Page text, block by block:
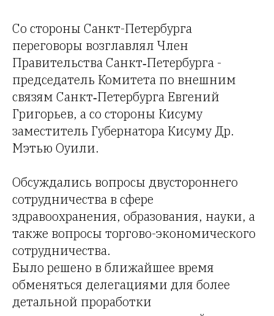
Со стороны Санкт-Петербурга
переговоры возглавлял Член
Правительства Санкт‑Петербурга -
председатель Комитета по внешним
связям Санкт‑Петербурга Евгений
Григорьев, а со стороны Кисуму
заместитель Губернатора Кисуму Др.
Мэтью Оуили.
Обсуждались вопросы двустороннего
сотрудничества в сфере
здравоохранения, образования, науки, а
также вопросы торгово-экономического
сотрудничества.
Было решено в ближайшее время
обменяться делегациями для более
детальной проработки